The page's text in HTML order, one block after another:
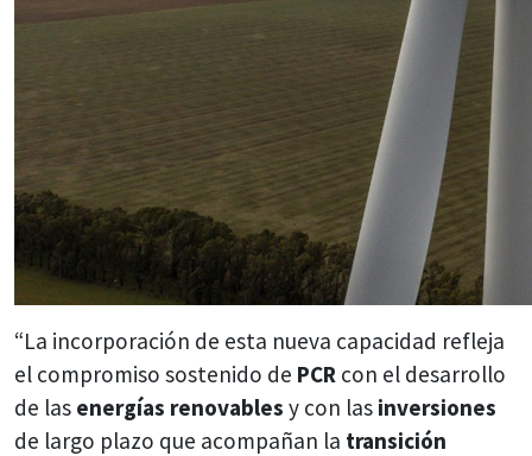
“La incorporación de esta nueva capacidad refleja
el compromiso sostenido de PCR con el desarrollo
de las energías renovables y con las inversiones
de largo plazo que acompañan la transición